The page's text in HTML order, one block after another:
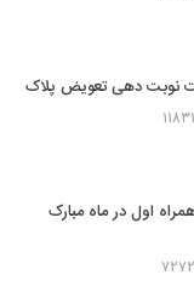
۱۱۸۳۱
اول در ماه مبارک
۷۲۷۲